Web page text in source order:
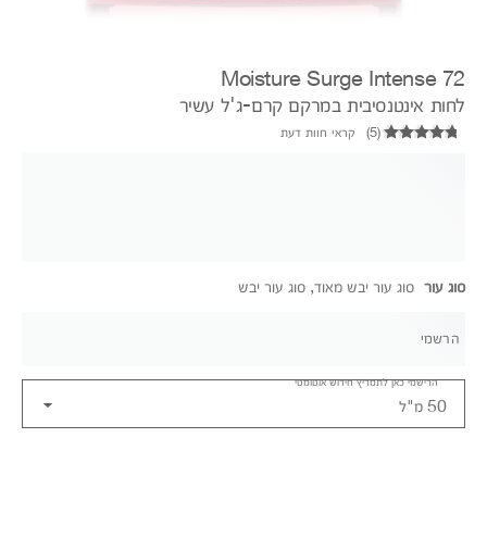
Moisture Surge Intense 72
לחות אינטנסיבית במרקם קרם-ג'ל עשיר
(
5
) קראי חוות דעת
סוג עור סוג עור יבש מאוד, סוג עור יבש
50 מ"ל
הרשמי
הרישמי כאן לתמריץ חידוש אוטומטי